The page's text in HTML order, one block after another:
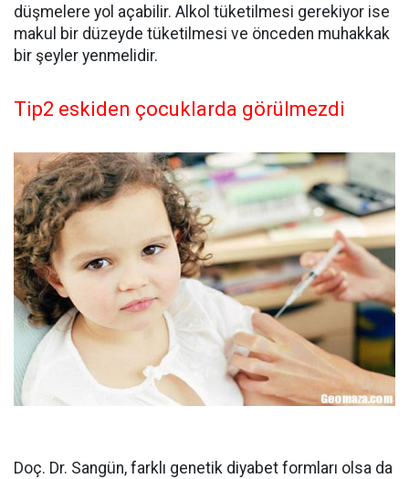
düşmelere yol açabilir. Alkol tüketilmesi gerekiyor ise
makul bir düzeyde tüketilmesi ve önceden muhakkak
bir şeyler yenmelidir.
Tip2 eskiden çocuklarda görülmezdi
Doç. Dr. Sangün, farklı genetik diyabet formları olsa da